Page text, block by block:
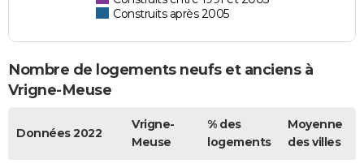
Construits après 2005
Nombre de logements neufs et anciens à
Vrigne-Meuse
Données 2022
Vrigne-
Meuse
% des
logements
Moyenne
des villes